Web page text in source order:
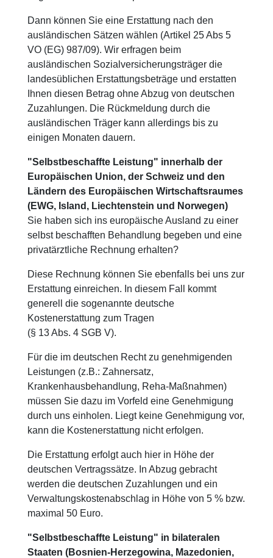
Dann können Sie eine Erstattung nach den
ausländischen Sätzen wählen (Artikel 25 Abs 5
VO (EG) 987/09). Wir erfragen beim
ausländischen Sozialversicherungsträger die
landesüblichen Erstattungsbeträge und erstatten
Ihnen diesen Betrag ohne Abzug von deutschen
Zuzahlungen. Die Rückmeldung durch die
ausländischen Träger kann allerdings bis zu
einigen Monaten dauern.
"Selbstbeschaffte Leistung" innerhalb der
Europäischen Union, der Schweiz und den
Ländern des Europäischen Wirtschaftsraumes
(EWG, Island, Liechtenstein und Norwegen)
Sie haben sich ins europäische Ausland zu einer
selbst beschafften Behandlung begeben und eine
privatärztliche Rechnung erhalten?
Diese Rechnung können Sie ebenfalls bei uns zur
Erstattung einreichen. In diesem Fall kommt
generell die sogenannte deutsche
Kostenerstattung zum Tragen
(§ 13 Abs. 4 SGB V).
Für die im deutschen Recht zu genehmigenden
Leistungen (z.B.: Zahnersatz,
Krankenhausbehandlung, Reha-Maßnahmen)
müssen Sie dazu im Vorfeld eine Genehmigung
durch uns einholen. Liegt keine Genehmigung vor,
kann die Kostenerstattung nicht erfolgen.
Die Erstattung erfolgt auch hier in Höhe der
deutschen Vertragssätze. In Abzug gebracht
werden die deutschen Zuzahlungen und ein
Verwaltungskostenabschlag in Höhe von 5 % bzw.
maximal 50 Euro.
"Selbstbeschaffte Leistung" in bilateralen
Staaten (Bosnien-Herzegowina, Mazedonien,